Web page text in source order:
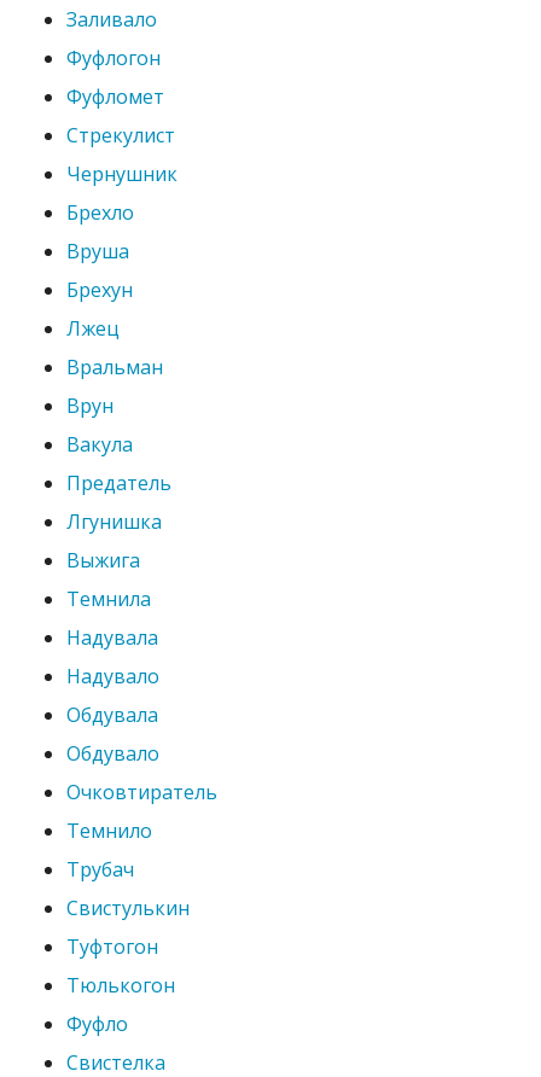
Заливало
Фуфлогон
Фуфломет
Стрекулист
Чернушник
Брехло
Вруша
Брехун
Лжец
Вральман
Врун
Вакула
Предатель
Лгунишка
Выжига
Темнила
Надувала
Надувало
Обдувала
Обдувало
Очковтиратель
Темнило
Трубач
Свистулькин
Туфтогон
Тюлькогон
Фуфло
Свистелка